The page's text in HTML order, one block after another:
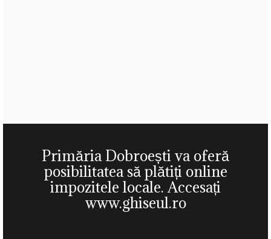
Primăria Dobroești va oferă
posibilitatea să plătiți online
impozitele locale. Accesați
www.ghiseul.ro